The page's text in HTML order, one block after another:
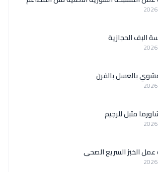
البف الحجازية
بالعسل بالفرن
متبل للرجيم
الخبز السريع الصحى